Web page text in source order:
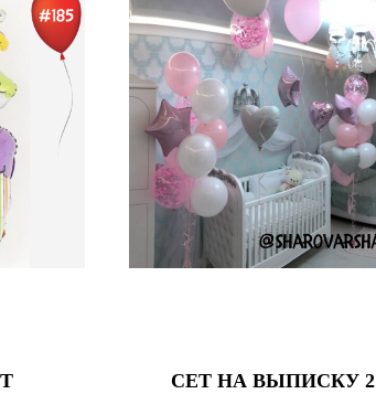
СЕТ НА ВЫПИСКУ 2